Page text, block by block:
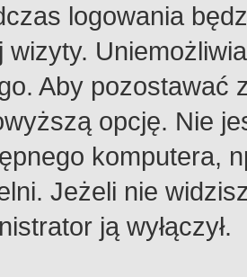
logowania
wizyty.
Aby pozostawać
opcję. Nie
komputera,
Jeżeli nie
ją wyłączył.